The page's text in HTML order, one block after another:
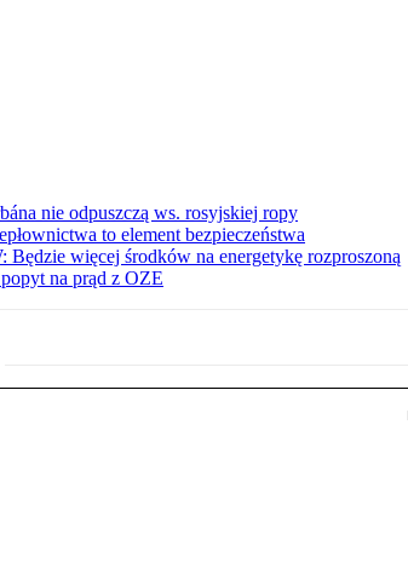
nie odpuszczą ws. rosyjskiej ropy
to element bezpieczeństwa
Będzie więcej środków na energetykę rozproszoną
na prąd z OZE